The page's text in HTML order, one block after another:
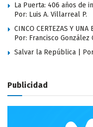
La Puerta: 406 años de
Por: Luis A. Villarreal P.
CINCO CERTEZAS Y UNA
Por: Francisco González
Salvar la República |
Publicidad